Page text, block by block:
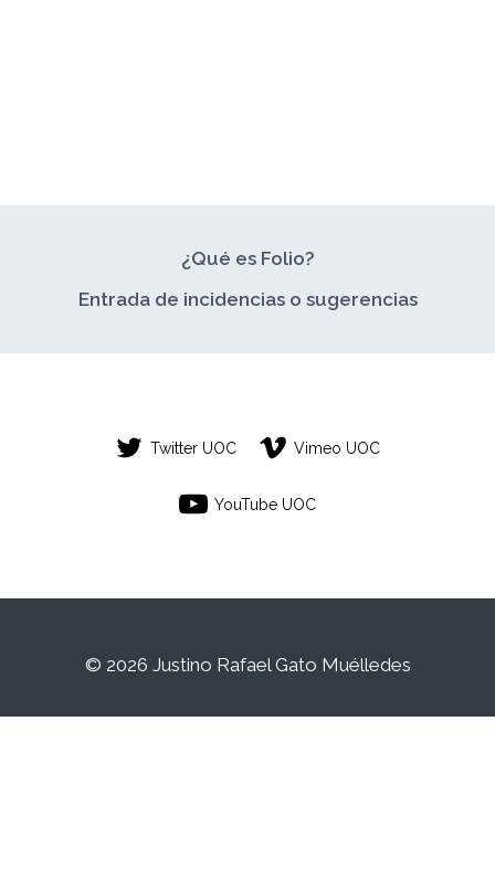
¿Qué es Folio?
Entrada de incidencias o sugerencias
Twitter UOC Vimeo UOC
YouTube UOC
© 2026 Justino Rafael Gato Muélledes